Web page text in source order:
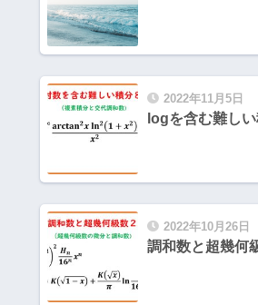
2022年11月5日
logを含む難しい
2022年10月26日
調和数と超幾何